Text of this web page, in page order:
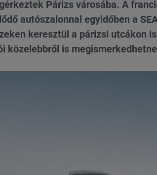
Párizs városába. A
autószalonnal egyidőben a
keresztül a párizsi utcákon
közelebbről is